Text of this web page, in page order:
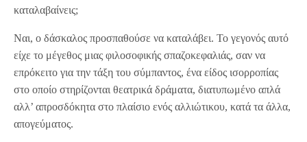
καταλαβαίνεις;
Ναι, ο δάσκαλος προσπαθούσε να καταλάβει. Το γεγονός αυτό
είχε το μέγεθος μιας φιλοσοφικής σπαζοκεφαλιάς, σαν να
επρόκειτο για την τάξη του σύμπαντος, ένα είδος ισορροπίας
στο οποίο στηρίζονται θεατρικά δράματα, διατυπωμένο απλά
αλλ’ απροσδόκητα στο πλαίσιο ενός αλλιώτικου, κατά τα άλλα,
απογεύματος.